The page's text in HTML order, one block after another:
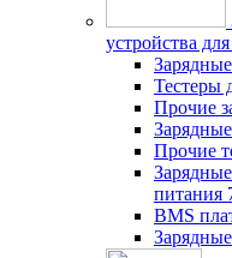
устройства
Тестеры
Прочие
Прочие
питания
BMS